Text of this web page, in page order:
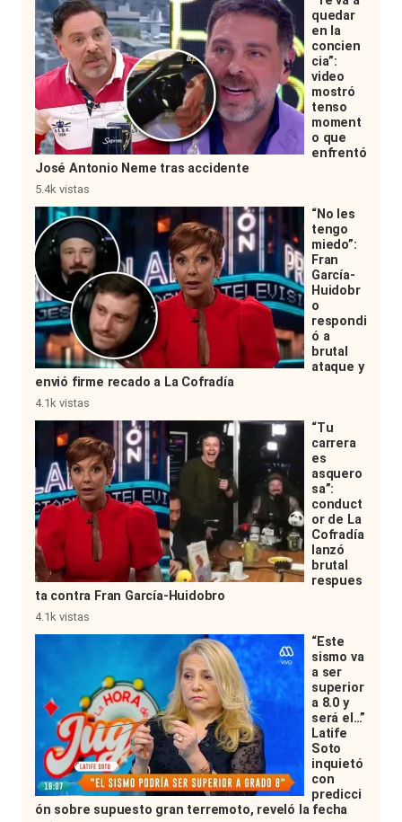
quedar
en la
concien
cia”:
video
mostró
tenso
moment
o que
enfrentó
José Antonio Neme tras accidente
5.4k vistas
“No les
tengo
miedo”:
Fran
García-
Huidobr
o
respondi
ó a
brutal
ataque y
envió firme recado a La Cofradía
4.1k vistas
“Tu
carrera
es
asquero
sa”:
conduct
or de La
Cofradía
lanzó
brutal
respues
ta contra Fran García-Huidobro
4.1k vistas
“Este
sismo va
a ser
superior
a 8.0 y
será el…”
Latife
Soto
inquietó
con
predicci
ón sobre supuesto gran terremoto, reveló la fecha